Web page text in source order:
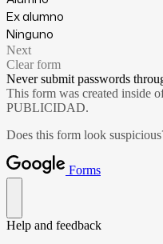
Ex alumno
Ninguno
Next
Clear form
Never submit passwords
This form was created
PUBLICIDAD.
Does this form look
Forms
Help and feedback